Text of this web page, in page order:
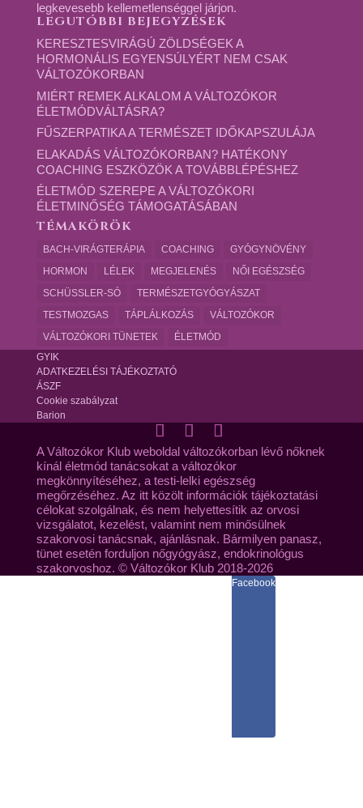
legkevesebb kellemetlenséggel járjon.
LEGUTÓBBI BEJEGYZÉSEK
KERESZTESVIRÁGÚ ZÖLDSÉGEK A
HORMONÁLIS EGYENSÚLYÉRT NEM CSAK
VÁLTOZÓKORBAN
MIÉRT REMEK ALKALOM A VÁLTOZÓKOR
ÉLETMÓDVÁLTÁSRA?
FŰSZERPATIKA A TERMÉSZET IDŐKAPSZULÁJA
ELAKADÁS VÁLTOZÓKORBAN? HATÉKONY
COACHING ESZKÖZÖK A TOVÁBBLÉPÉSHEZ
ÉLETMÓD SZEREPE A VÁLTOZÓKORI
ÉLETMINŐSÉG TÁMOGATÁSÁBAN
TÉMAKÖRÖK
BACH-VIRÁGTERÁPIA COACHING
GYÓGYNÖVÉNY
HORMON
LÉLEK MEGJELENÉS
NŐI EGÉSZSÉG
SCHÜSSLER-SÓ
TERMÉSZETGYÓGYÁSZAT
TESTMOZGAS
TÁPLÁLKOZÁS
VÁLTOZÓKOR
VÁLTOZÓKORI TÜNETEK
ÉLETMÓD
GYIK
ADATKEZELÉSI TÁJÉKOZTATÓ
ÁSZF
Cookie szabályzat
Barion
A Változókor Klub weboldal változókorban lévő nőknek
kínál életmód tanácsokat a változókor
megkönnyítéséhez, a testi-lelki egészség
megőrzéséhez. Az itt közölt információk tájékoztatási
célokat szolgálnak, és nem helyettesítik az orvosi
vizsgálatot, kezelést, valamint nem minősülnek
szakorvosi tanácsnak, ajánlásnak. Bármilyen panasz,
tünet esetén forduljon nőgyógyász, endokrinológus
szakorvoshoz. © Változókor Klub 2018-2026
Facebook